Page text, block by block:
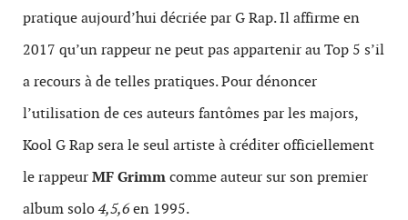
pratique aujourd’hui décriée par G Rap. Il affirme en
2017 qu’un rappeur ne peut pas appartenir au Top 5 s’il
a recours à de telles pratiques. Pour dénoncer
l’utilisation de ces auteurs fantômes par les majors,
Kool G Rap sera le seul artiste à créditer officiellement
le rappeurMF Grimmcomme auteur sur son premier
album solo4,5,6en 1995.